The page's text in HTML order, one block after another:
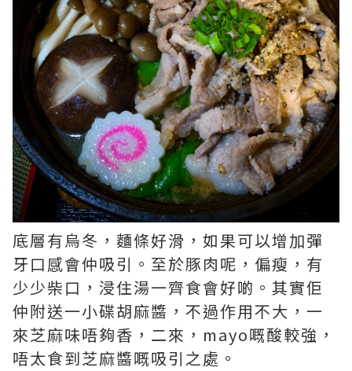
底層有烏冬，麵條好滑，如果可以增加彈
牙口感會仲吸引。至於豚肉呢，偏瘦，有
少少柴口，浸住湯一齊食會好啲。其實佢
仲附送一小碟胡麻醬，不過作用不大，一
來芝麻味唔夠香，二來，mayo嘅酸較強，
唔太食到芝麻醬嘅吸引之處。